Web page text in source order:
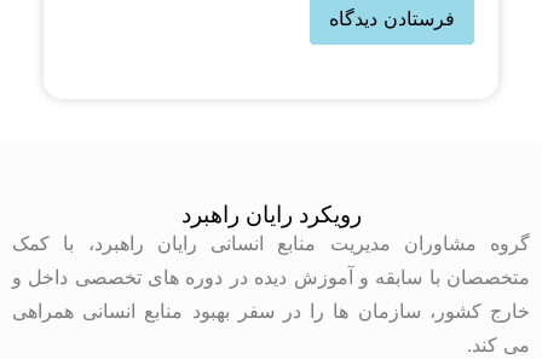
رویکرد رایان راهبرد
گروه مشاوران مدیریت منابع انسانی رایان راهبرد، با کمک
متخصصان با سابقه و آموزش دیده در دوره های تخصصی داخل و
خارج کشور، سازمان ها را در سفر بهبود منابع انسانی همراهی
می کند.